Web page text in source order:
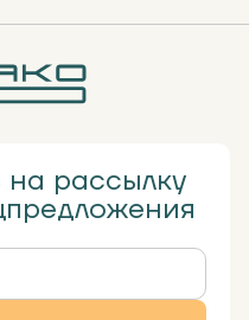
рассылку